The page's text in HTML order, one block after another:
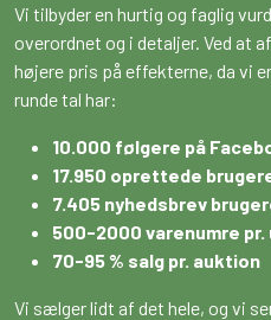
Vi tilbyder en hurtig og faglig
overordnet og i detaljer. Ved at
højere pris på effekterne, da vi
runde tal har:
10.000 følgere på
17.950 oprettede
7.405 nyhedsbrev
500-2000 varenumre pr.
70-95 % salg pr. auktion
Vi sælger lidt af det hele, og vi